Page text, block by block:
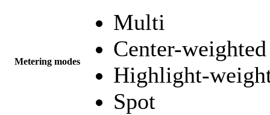
Metering modes
Multi
Center-weighted
Highlight-
Spot